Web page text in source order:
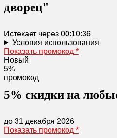
дворец"
Истекает через 00:10:36
Условия использования
Показать промокод *
Новый
5%
промокод
5% скидки на
до 31 декабря 2026
Показать промокод *